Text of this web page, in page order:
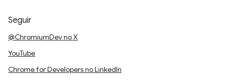
Seguir
@ChromiumDev no X
YouTube
Chrome for Developers no LinkedIn